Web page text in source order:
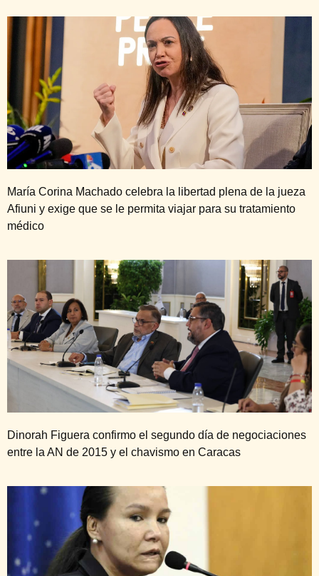
María Corina Machado celebra la libertad plena de la jueza
Afiuni y exige que se le permita viajar para su tratamiento
médico
Dinorah Figuera confirmo el segundo día de negociaciones
entre la AN de 2015 y el chavismo en Caracas